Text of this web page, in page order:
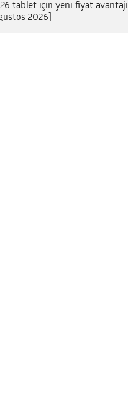
tablet için yeni fiyat avantajı
2026]